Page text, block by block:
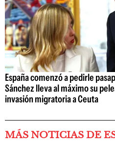
España comenzó a pedirle
Sánchez lleva al máximo su
invasión migratoria a Ceuta
MÁS NOTICIAS DE